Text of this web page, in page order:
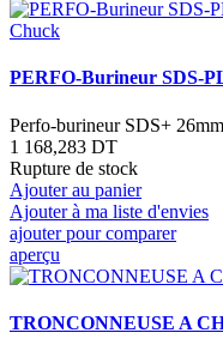
PERFO-Burineur SDS-
Perfo-burineur SDS+
1 168,283 DT
Rupture de stock
Ajouter au panier
Ajouter à ma liste d'envies
ajouter pour comparer
aperçu
TRONCONNEUSE A